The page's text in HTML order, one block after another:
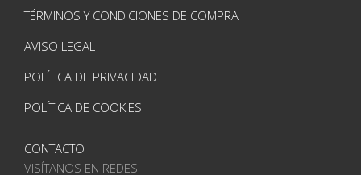
TÉRMINOS Y CONDICIONES DE COMPRA
AVISO LEGAL
POLÍTICA DE PRIVACIDAD
POLÍTICA DE COOKIES
CONTACTO
VISÍTANOS EN REDES